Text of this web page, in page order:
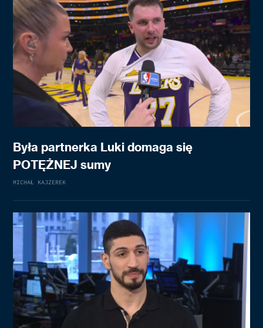
Była partnerka Luki domaga się
POTĘŻNEJ sumy
MICHAŁ KAJZEREK